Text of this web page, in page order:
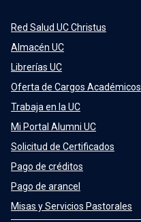
Red Salud UC Christus
Almacén UC
Librerías UC
Oferta de Cargos Académicos
Trabaja en la UC
Mi Portal Alumni UC
Solicitud de Certificados
Pago de créditos
Pago de arancel
Misas y Servicios Pastorales